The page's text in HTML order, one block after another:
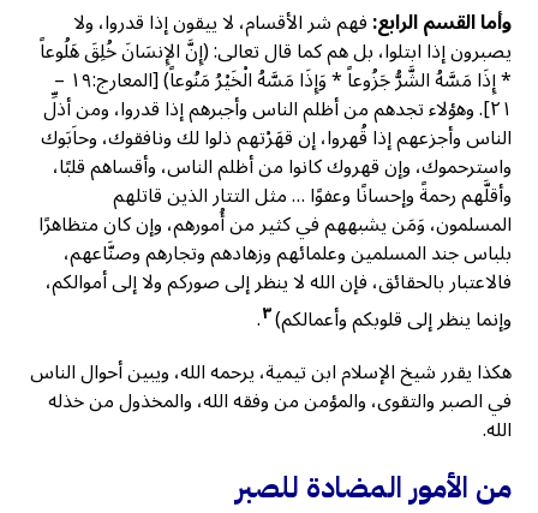
وأما القسم الرابع:فهم شر الأقسام، لا ييقون إذا قدروا، ولا
يصبرون إذا ابتلوا، بل هم كما قال تعالى: (إِنَّ الإِنسَانَ خُلِقَ هَلُوعاً
* إِذَا مَسَّهُ الشَّرُّ جَزُوعاً * وَإِذَا مَسَّهُ الْخَيْرُ مَنُوعاً) [المعارج:١٩ –
٢١]. وهؤلاء تجدهم من أظلم الناس وأجبرهم إذا قدروا، ومن أذلِّ
الناس وأجزعهم إذا قُهروا، إن قهَرْتهم ذلوا لك ونافقوك، وحاَبَوك
واسترحموك، وإن قهروك كانوا من أظلم الناس، وأقساهم قلبًا،
وأقلَّهم رحمةً وإحسانًا وعفوًا … مثل التتار الذين قاتلهم
المسلمون، وَمَن يشبههم في كثير من أُمورهم، وإن كان متظاهرًا
بلباس جند المسلمين وعلمائهم وزهادهم وتجارهم وصنَّاعهم،
فالاعتبار بالحقائق، فإن الله لا ينظر إلى صوركم ولا إلى أموالكم،
وإنما ينظر إلى قلوبكم وأعمالكم)٣.
هكذا يقرر شيخ الإسلام ابن تيمية، يرحمه الله، ويبين أحوال الناس
في الصبر والتقوى، والمؤمن من وفقه الله، والمخذول من خذله
الله.
من الأمور المضادة للصبر